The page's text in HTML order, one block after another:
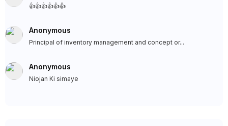
👍👍👍👍👍👍
Anonymous
Principal of inventory management and concept or...
Anonymous
Niojan Ki simaye